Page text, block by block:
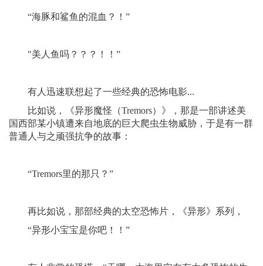
“海豚和鲨鱼的混血？！”
"美人鱼吗？？？！！”
有人迅速联想起了一些经典的恐怖电影...
比如说，《异形魔怪（Tremors）》，那是一部讲述美
国西部某小镇遭来自地底的巨大爬虫生物威胁，于是有一群
普通人与之顽强抗争的故事：
“Tremors里的那只？”
再比如说，那部经典的太空恐怖片，《异形》系列，
“异形小宝宝是你吧！！”